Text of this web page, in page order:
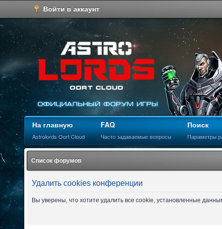
Войти в аккаунт
На главную
Astrolords Oort Cloud
FAQ
Часто задаваемые вопросы
Поиск
Параметры
Список форумов
Удалить cookies конференции
Вы уверены, что хотите удалить все cookie, установленные